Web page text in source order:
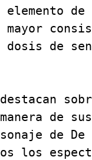
dosis de
de
de
los